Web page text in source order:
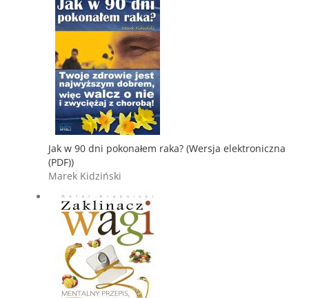
Jak w 90 dni pokonałem raka? (Wersja elektroniczna
(PDF))
Marek Kidziński